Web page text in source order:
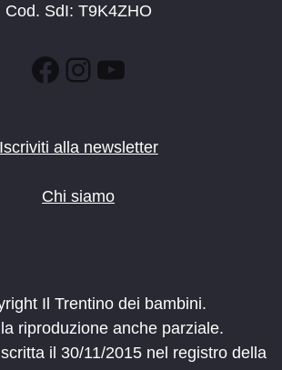
Cod. SdI: T9K4ZHO
Facebook
Instagram
YouTube
Iscriviti alla newsletter
Chi siamo
Il Trentino dei bambini.
riproduzione anche parziale.
il 30/11/2015 nel registro della